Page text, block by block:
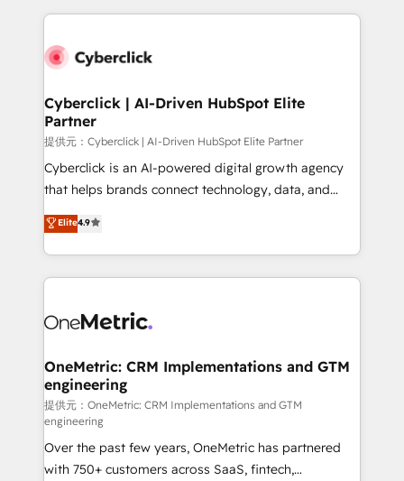
website, or build your new one.
Cyberclick | AI-Driven HubSpot Elite
Partner
提供元：Cyberclick | AI-Driven HubSpot Elite Partner
Cyberclick is an AI-powered digital growth agency
that helps brands connect technology, data, and
creativity to achieve measurable results. Founded in
Barcelona and operating across Spain, LATAM, and
the UK, we support global companies in building
smarter marketing, sales, and customer success
Iberia (Spain & Portugal), we combine human insight
growth. Our multidisciplinary team designs solutions
that simplify complexity, boost performance, and
turn innovation into real impact. 🌍 Highlights •
HubSpot Partner since 2012 • 2022 EMEA Impact
Award: Best Integration • 150+ successful HubSpot
projects • Clients in 30+ industries • Proprietary
Elite4.9
OneMetric: CRM Implementations and GTM
engineering
提供元：OneMetric: CRM Implementations and GTM
engineering
Over the past few years, OneMetric has partnered
with 750+ customers across SaaS, fintech,